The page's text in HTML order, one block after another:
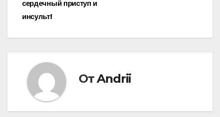
сердечный приступ и
инсульт!
ОтAndrii